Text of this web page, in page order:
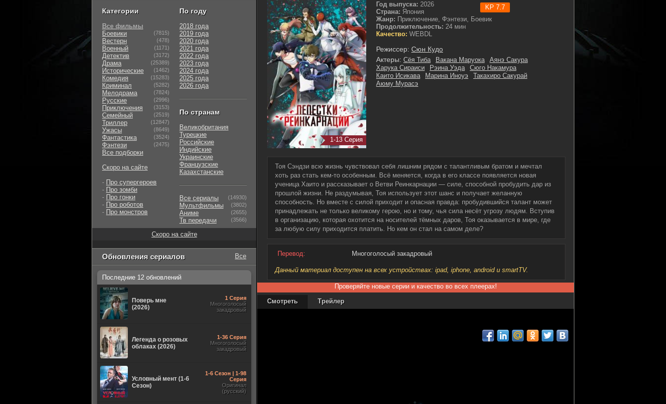
KP 7.7
1-13 Серия
Год выпуска: 2026
Страна: Япония
Жанр: Приключение, Фэнтези, Боевик
Продолжительность: 24 мин
Качество: WEBDL
Режиссер: Сюн Кудо
Актеры: Сёя Тиба Вакана Маруока
Аянэ Сакура
Харука Сираиси
Рэина Уэда
Сюго Накамура
Каито Исикава
Марина Иноуэ
Такахиро Сакурай
Аюму Мурасэ
Тоя Сэндзи всю жизнь чувствовал себя лишним рядом с талантливым братом и мечтал
хоть раз стать кем-то особенным. Всё меняется, когда в его классе появляется новая
ученица Хаито и рассказывает о Ветви Реинкарнации — силе, способной пробудить дар из
прошлой жизни. Не раздумывая, Тоя использует этот шанс и получает желанную
способность. Но вместе с силой приходит и опасная правда: пробудившийся талант может
принадлежать не только великому герою, но и тому, чья сила несёт угрозу людям. Вступив
в организацию, которая охотится на носителей тёмных даров, Тоя оказывается в мире, где
за любую силу приходится платить. Но кем он стал на самом деле?
Перевод: Многоголосый закадровый
Данный материал доступен на всех устройствах: ipad, iphone, android и smartTV.
Проверяйте новые серии и качество во всех плеерах!
Смотреть
Трейлер
Категории
Все фильмы
Боевики
(7815)
Вестерн (478)
Военный (1171)
Детектив (3172)
Драма (25389)
Исторические (1462)
Комедия (15283)
Криминал (5282)
Мелодрама (7824)
Русские (2996)
Приключения (3153)
Семейный (2519)
Триллер (12847)
Ужасы (8649)
Фантастика (3524)
Фэнтези (2475)
Все подборки
Скоро на сайте
- Про супергероев
- Про зомби
- Про гонки
- Про роботов
- Про монстров
По году
2018 года
2019 года
2020 года
2021 года
2022 года
2023 года
2024 года
2025 года
2026 года
По странам
Великобритания
Турецкие
Российские
Индийские
Украинские
Французские
Казахстанские
Все сериалы (14930)
Мультфильмы (3802)
Аниме (2655)
Тв передачи (3566)
Скоро на сайте
Обновления сериалов Все
Последние 12 обновлений
Поверь мне
(2026)
1 Серия
Многоголосый
закадровый
Легенда о розовых
облаках (2026)
1-36 Серия
Многоголосый
закадровый
Условный мент (1-6
Сезон)
1-6 Сезон | 1-98
Серия
Оригинал
(русский)